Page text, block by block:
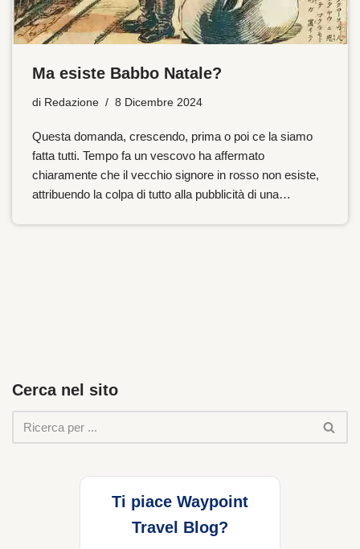
Ma esiste Babbo Natale?
di Redazione 8 Dicembre 2024
Questa domanda, crescendo, prima o poi ce la siamo
fatta tutti. Tempo fa un vescovo ha affermato
chiaramente che il vecchio signore in rosso non esiste,
attribuendo la colpa di tutto alla pubblicità di una…
Cerca nel sito
Ti piace Waypoint
Travel Blog?